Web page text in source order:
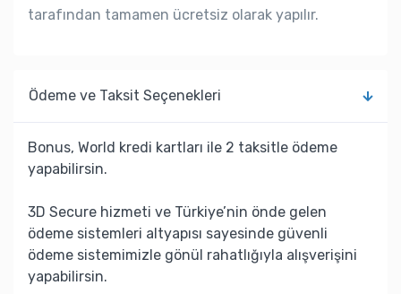
tarafından tamamen ücretsiz olarak yapılır.
Ödeme ve Taksit Seçenekleri
Bonus, World kredi kartları ile 2 taksitle ödeme
yapabilirsin.
3D Secure hizmeti ve Türkiye’nin önde gelen
ödeme sistemleri altyapısı sayesinde güvenli
ödeme sistemimizle gönül rahatlığıyla alışverişini
yapabilirsin.